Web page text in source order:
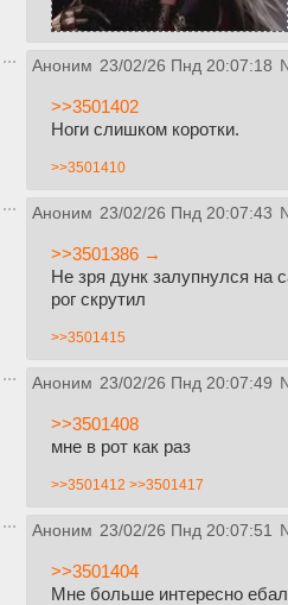
Аноним 23/02/26 Пнд 20:07:18
>>3501402
Ноги слишком коротки.
>>3501410
Аноним 23/02/26 Пнд 20:07:43
>>3501386 →
Не зря дунк залупнулся на
рог скрутил
>>3501415
Аноним 23/02/26 Пнд 20:07:49
>>3501408
мне в рот как раз
>>3501412 >>3501417
Аноним 23/02/26 Пнд 20:07:51
>>3501404
Мне больше интересно